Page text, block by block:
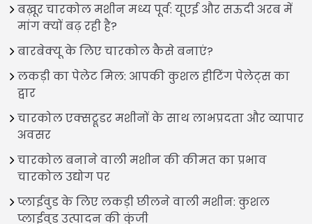
बख़ूर चारकोल मशीन मध्य पूर्व: यूएई और सऊदी अरब में
मांग क्यों बढ़ रही है?
बारबेक्यू के लिए चारकोल कैसे बनाएं?
लकड़ी का पेलेट मिल: आपकी कुशल हीटिंग पेलेट्स का
द्वार
चारकोल एक्सट्रूडर मशीनों के साथ लाभप्रदता और व्यापार
अवसर
चारकोल बनाने वाली मशीन की कीमत का प्रभाव
चारकोल उद्योग पर
प्लाईवुड के लिए लकड़ी छीलने वाली मशीन: कुशल
प्लाईवुड उत्पादन की कुंजी